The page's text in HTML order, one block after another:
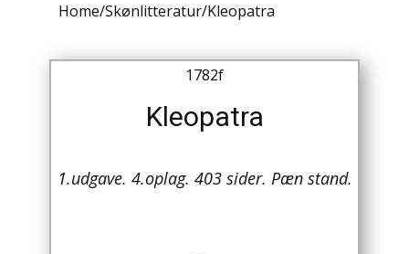
Amerika / USA
Anden Verdenskrig
Antikke / Specielle Bøger
Arkæologi
Home/Skønlitteratur/Kleopatra
1782f
Kleopatra
1.udgave. 4.oplag. 403 sider. Pæn stand.